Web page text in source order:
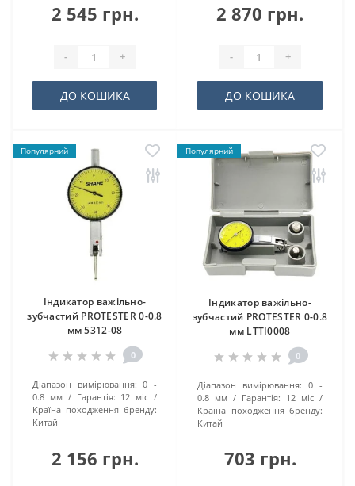
2 545 грн.
- +
ДО КОШИКА
2 870 грн.
- +
ДО КОШИКА
Популярний
Індикатор важільно-
зубчастий PROTESTER 0-0.8
мм 5312-08
0
Діaпaзoн виміpювaння: 0 -
0.8 мм
Гарантія: 12 міс
Країна походження бренду:
Китай
2 156 грн.
Популярний
Індикатор важільно-
зубчастий PROTESTER 0-0.8
мм LTTI0008
0
Діaпaзoн виміpювaння: 0 -
0.8 мм
Гарантія: 12 міс
Країна походження бренду:
Китай
703 грн.